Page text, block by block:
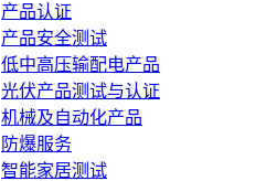
产品认证
产品安全测试
低中高压输配电产品
光伏产品测试与认证
机械及自动化产品
防爆服务
智能家居测试